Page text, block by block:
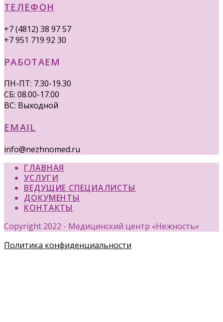
ТЕЛЕФОН
+7 (4812) 38 97 57
+7 951 719 92 30
РАБОТАЕМ
ПН-ПТ: 7.30-19.30
СБ: 08.00-17.00
ВС: Выходной
EMAIL
info@nezhnomed.ru
ГЛАВНАЯ
УСЛУГИ
ВЕДУЩИЕ СПЕЦИАЛИСТЫ
ДОКУМЕНТЫ
КОНТАКТЫ
Copyright 2022 - Медицинский центр «Нежность»
Политика конфиденциальности